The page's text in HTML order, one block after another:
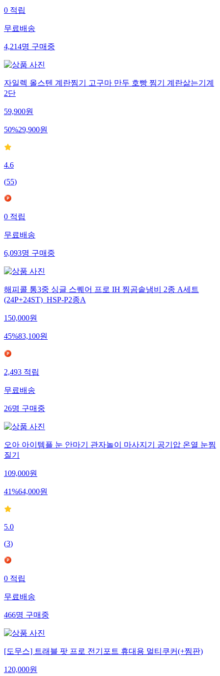
0 적립
무료배송
4,214명 구매중
자일렉 올스텐 계란찜기 고구마 만두 호빵 찜기 계란삶는기계
2단
59,900원
50%29,900원
4.6
(55)
0 적립
무료배송
6,093명 구매중
해피콜 통3중 싱글 스퀘어 프로 IH 찜곰솥냄비 2종 A세트
(24P+24ST)_HSP-P2종A
150,000원
45%83,100원
2,493 적립
무료배송
26명 구매중
오아 아이템플 눈 안마기 관자놀이 마사지기 공기압 온열 눈찜
질기
109,000원
41%64,000원
5.0
(3)
0 적립
무료배송
466명 구매중
[도무스] 트래블 팟 프로 전기포트 휴대용 멀티쿠커(+찜판)
120,000원